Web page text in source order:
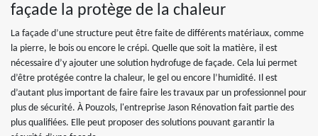
façade la protège de la chaleur
La façade d’une structure peut être faite de différents matériaux, comme
la pierre, le bois ou encore le crépi. Quelle que soit la matière, il est
nécessaire d’y ajouter une solution hydrofuge de façade. Cela lui permet
d’être protégée contre la chaleur, le gel ou encore l’humidité. Il est
d’autant plus important de faire faire les travaux par un professionnel pour
plus de sécurité. À Pouzols, l'entreprise Jason Rénovation fait partie des
plus qualifiées. Elle peut proposer des solutions pouvant garantir la